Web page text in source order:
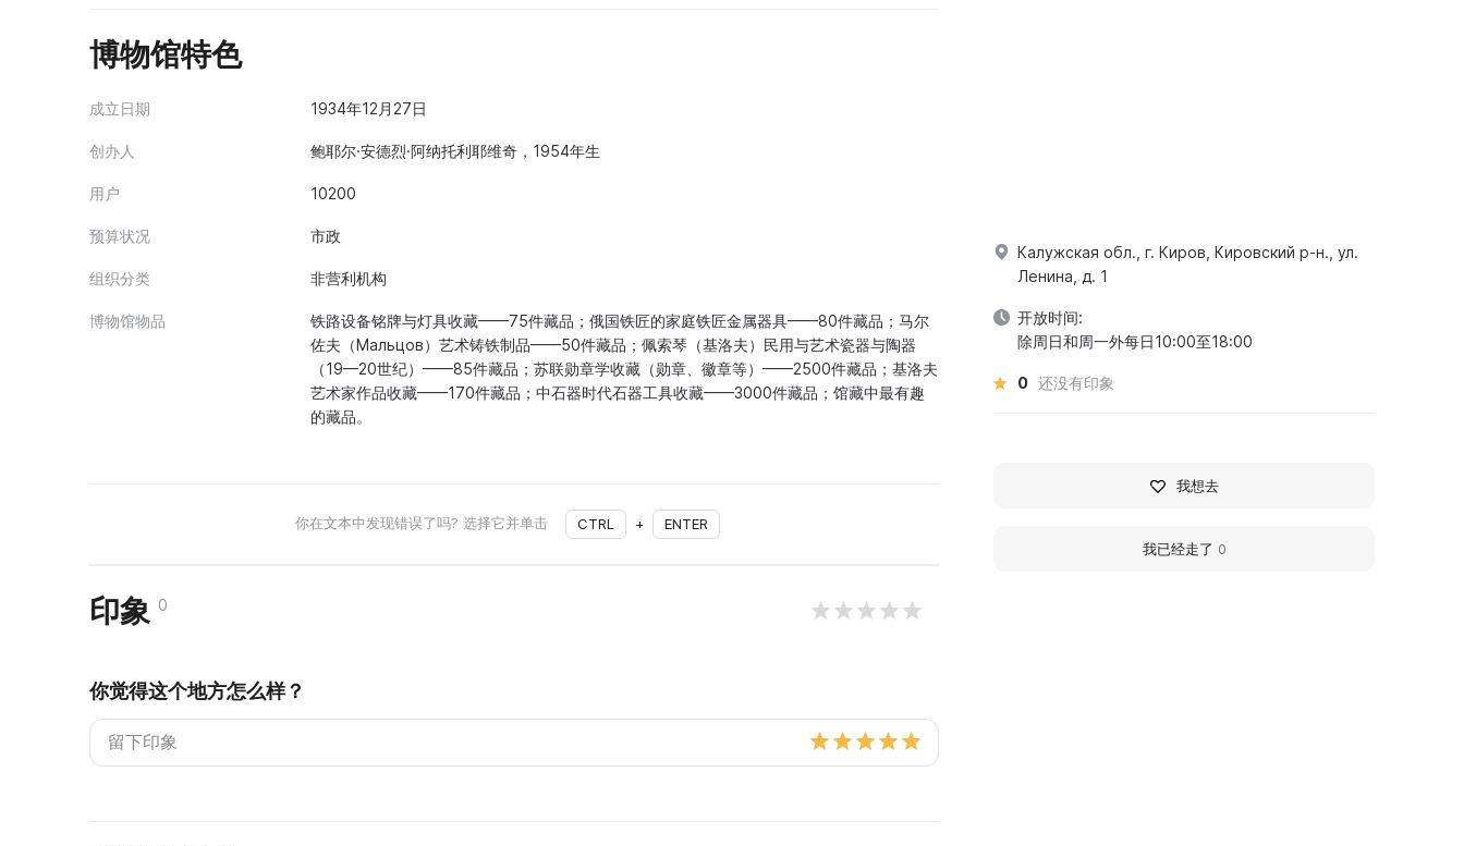
博物馆特色
成立日期 1934年12月27日
创办人 鲍耶尔·安德烈·阿纳托利耶维奇，1954年生
用户 10200
预算状况 市政
组织分类 非营利机构
博物馆物品
铁路设备铭牌与灯具收藏——75件藏品；俄国铁匠的家庭铁匠金属器具——80件藏品；马尔
佐夫（Мальцов）艺术铸铁制品——50件藏品；佩索琴（基洛夫）民用与艺术瓷器与陶器
（19—20世纪）——85件藏品；苏联勋章学收藏（勋章、徽章等）——2500件藏品；基洛夫
艺术家作品收藏——170件藏品；中石器时代石器工具收藏——3000件藏品；馆藏中最有趣
的藏品。
你在文本中发现错误了吗? 选择它并单击 CTRL + ENTER
印象 0
你觉得这个地方怎么样？
Калужская обл., г. Киров, Кировский р-н., ул.
Ленина, д. 1
开放时间:
除周日和周一外每日10:00至18:00
0 还没有印象
我想去
我已经走了 0